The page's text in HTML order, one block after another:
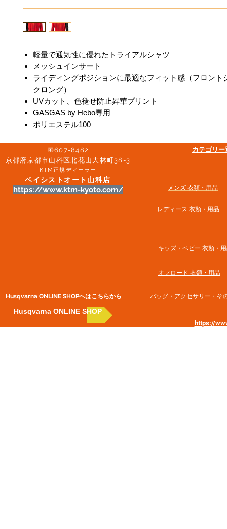
軽量で通気性に優れたトライアルシャツ
メッシュインサート
ライディングポジションに最適なフィット感（フロント
クロング）
UVカット、色褪せ防止昇華プリント
GASGAS by Hebo専用
ポリエステル100
〠607-8482
京都府京都市山科区北花山大林町38-3​
KTM正規ディーラー
ベイシストオート山科店
https://www.ktm-kyoto.com/
Husqvarna ONLINE SHOP​へはこちらから
Husqvarna ONLINE SHOP
カテゴリ
メンズ 衣類・用品
​レディース 衣類・用品
キッズ・ベビー 衣類・
オフロード 衣類・用品
バッグ・アクセサリー・そ
https://